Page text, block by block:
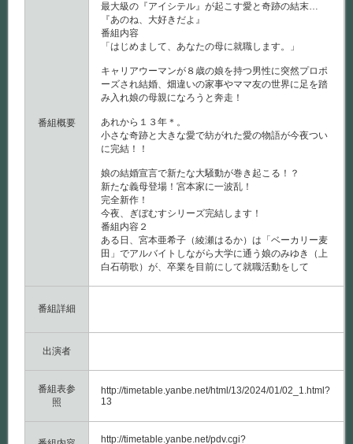
番組概要
最大級の『アイシテル』が起こす愛と奇跡の結末…
『あのね、大好きだよ』
番組内容
「はじめまして、あなたの母に就職します。」
キャリアウーマンが８歳の娘を持つ男性に突然プロポ
ーズされ結婚、畑違いの家事やママ友の世界に足を踏
み入れ娘の母親になろうと奔走！
あれから１３年＊。
小さな奇跡と大きな愛で紡がれた愛の物語が今夜つい
に完結！！
娘の結婚宣言で新たな大騒動が巻き起こる！？
新たな義母登場！宮本家に一波乱！
完全新作！
今夜、ぎぼむすシリーズ完結します！
番組内容２
ある日、宮本亜希子（綾瀬はるか）は「ベーカリー麦
田」でアルバイトしながら大学に通う娘のみゆき（上
白石萌歌）が、卒業を目前にして就職活動をして
番組詳細
出演者
番組表参
照
http://timetable.yanbe.net/html/13/2024/01/02_1.html?
13
http://timetable.yanbe.net/pdv.cgi?